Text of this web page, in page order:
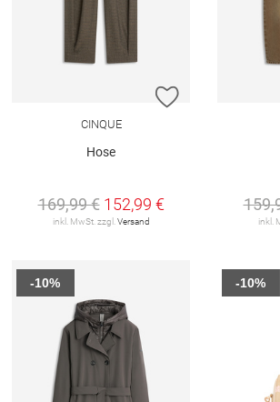
ZUR
CINQUE
Hose
169,99 € 152,99 €
inkl. MwSt. zzgl.Versand inkl.
-10% -10%